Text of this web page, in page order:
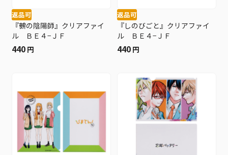
返品可
『鵺の陰陽師』クリアファイ
ル ＢＥ４−ＪＦ
440 円
返品可
『しのびごと』クリアファイ
ル ＢＥ４−ＪＦ
440 円